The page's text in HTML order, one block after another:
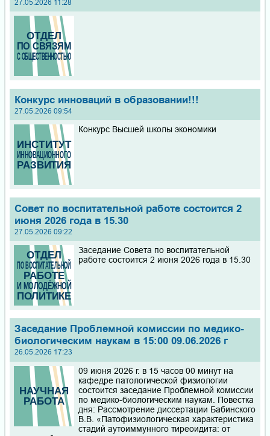
27.05.2026 11:28
Конкурс инноваций в образовании!!!
27.05.2026 09:54
Конкурс Высшей школы экономики
Совет по воспитательной работе состоится 2
июня 2026 года в 15.30
27.05.2026 09:22
Заседание Совета по воспитательной
работе состоится 2 июня 2026 года в 15.30
Заседание Проблемной комиссии по медико-
биологическим наукам в 15:00 09.06.2026 г
26.05.2026 17:23
09 июня 2026 г. в 15 часов 00 минут на
кафедре патологической физиологии
состоится заседание Проблемной комиссии
по медико-биологическим наукам. Повестка
дня: Рассмотрение диссертации Бабинского
В.В. «Патофизиологическая характеристика
стадий аутоиммунного тиреоидита: от